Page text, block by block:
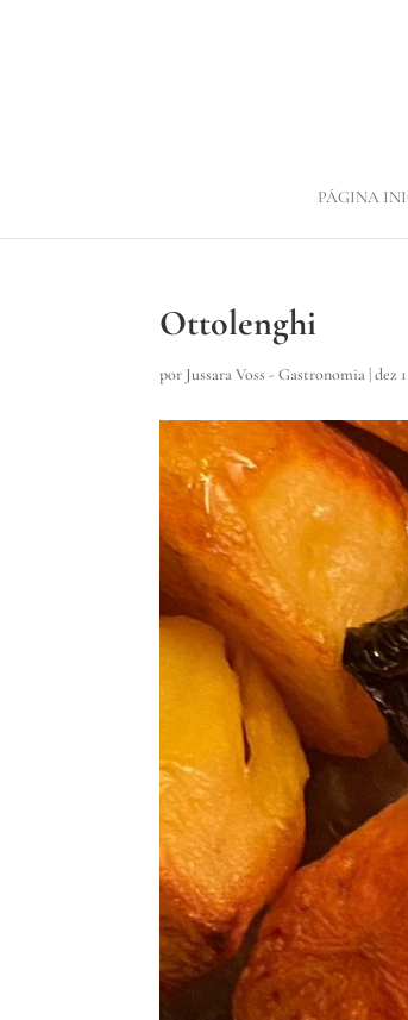
PÁGINA
Ottolenghi
por Jussara Voss - Gastronomia |dez